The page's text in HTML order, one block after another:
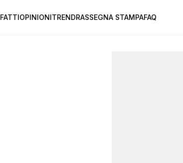
FATTIOPINIONITRENDRASSEGNA STAMPAFAQ